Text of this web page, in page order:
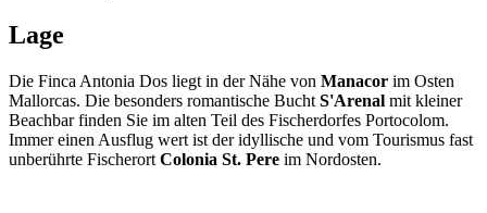
Lage
Die Finca Antonia Dos liegt in der Nähe von Manacor im Osten
Mallorcas. Die besonders romantische Bucht S'Arenal mit kleiner
Beachbar finden Sie im alten Teil des Fischerdorfes Portocolom.
Immer einen Ausflug wert ist der idyllische und vom Tourismus fast
unberührte Fischerort Colonia St. Pere im Nordosten.